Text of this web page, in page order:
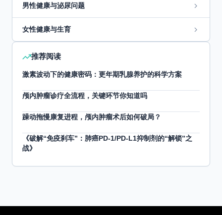
男性健康与泌尿问题
女性健康与生育
推荐阅读
激素波动下的健康密码：更年期乳腺养护的科学方案
颅内肿瘤诊疗全流程，关键环节你知道吗
躁动拖慢康复进程，颅内肿瘤术后如何破局？
《破解“免疫刹车”：肺癌PD-1/PD-L1抑制剂的“解锁”之
战》